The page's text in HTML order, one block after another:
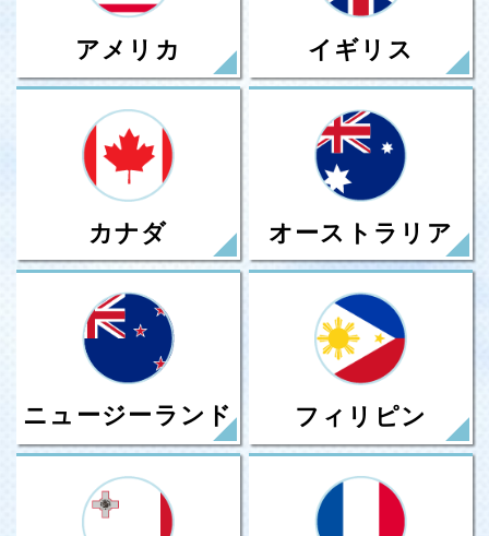
アメリカ イギリス
カナダ オーストラリア
ニュージーランド フィリピン